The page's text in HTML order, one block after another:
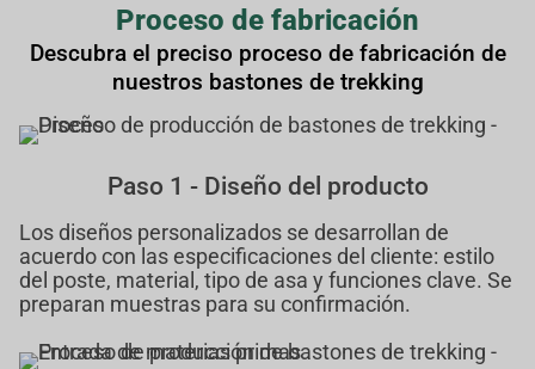
Proceso de fabricación
Descubra el preciso proceso de fabricación de
nuestros bastones de trekking
Paso 1 - Diseño del producto
Los diseños personalizados se desarrollan de
acuerdo con las especificaciones del cliente: estilo
del poste, material, tipo de asa y funciones clave. Se
preparan muestras para su confirmación.